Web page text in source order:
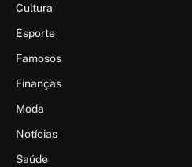
Cultura
Esporte
Famosos
Finanças
Moda
Notícias
Saúde